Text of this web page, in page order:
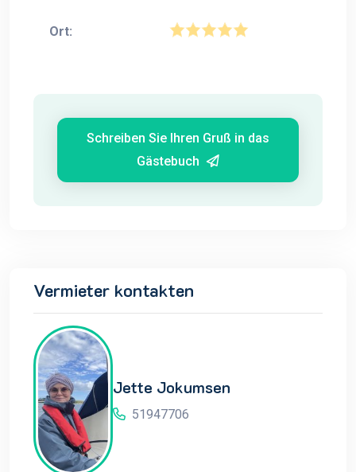
Ort:
Schreiben Sie Ihren Gruß in das
Gästebuch
Vermieter kontakten
Jette Jokumsen
51947706